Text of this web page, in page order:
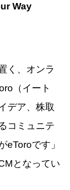
Way
く、オンラ
（イート
デア、株取
コミュニテ
eToroです」
となってい